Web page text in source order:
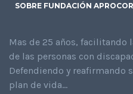
SOBRE FUNDACIÓN APROCOR
Mas de 25 años, facilitando
de las personas con
Defendiendo y reafirmando
plan de vida...